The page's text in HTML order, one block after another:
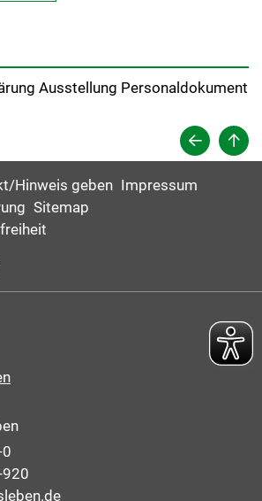
Ausstellung Personaldokument
Hinweis geben Impressum
Sitemap